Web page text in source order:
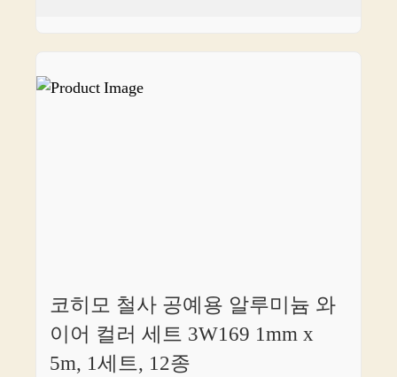
코히모 철사 공예용 알루미늄 와
이어 컬러 세트 3W169 1mm x
5m, 1세트, 12종